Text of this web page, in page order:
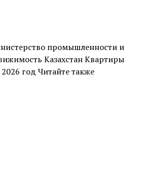
промышленности и
Казахстан Квартиры
год Читайте также